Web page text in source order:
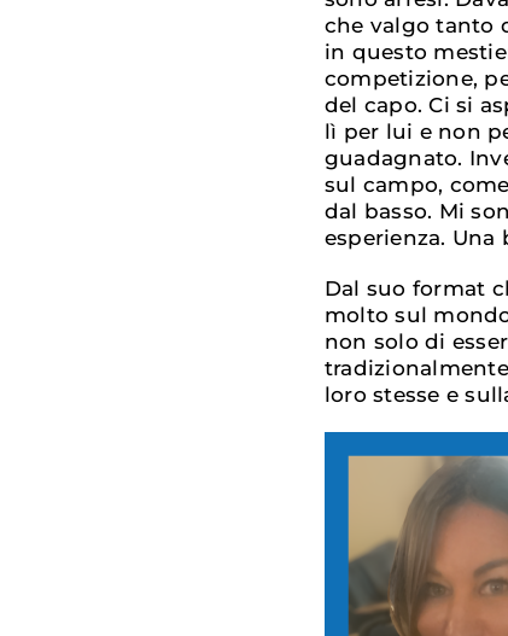
che valgo tanto
in questo
competizione,
del capo. Ci si
lì per lui e non
guadagnato.
sul campo,
dal basso. Mi
esperienza. Una
Dal suo format
molto sul
non solo di
loro stesse e